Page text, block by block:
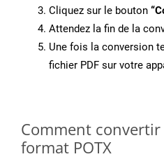
Cliquez sur le bouton
Attendez la fin de la
Une fois la conversion
fichier PDF sur votre
Comment convertir
format POTX